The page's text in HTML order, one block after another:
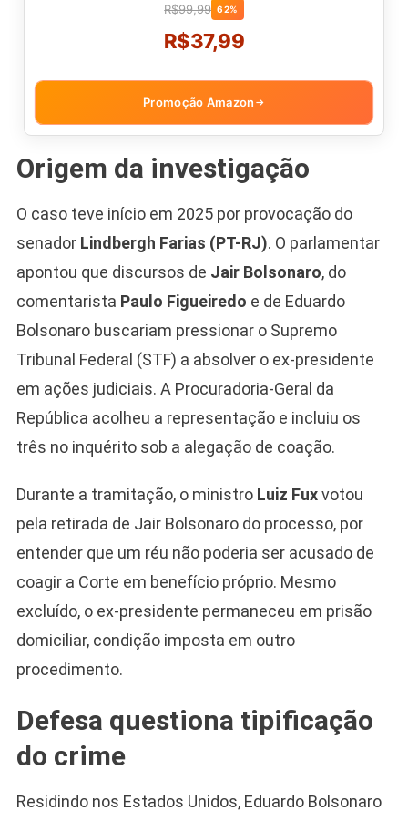
R$99,99 62%
R$37,99
Promoção Amazon →
Origem da investigação
O caso teve início em 2025 por provocação do
senador Lindbergh Farias (PT-RJ). O parlamentar
apontou que discursos de Jair Bolsonaro, do
comentarista Paulo Figueiredo e de Eduardo
Bolsonaro buscariam pressionar o Supremo
Tribunal Federal (STF) a absolver o ex-presidente
em ações judiciais. A Procuradoria-Geral da
República acolheu a representação e incluiu os
três no inquérito sob a alegação de coação.
Durante a tramitação, o ministro Luiz Fuxvotou
pela retirada de Jair Bolsonaro do processo, por
entender que um réu não poderia ser acusado de
coagir a Corte em benefício próprio. Mesmo
excluído, o ex-presidente permaneceu em prisão
domiciliar, condição imposta em outro
procedimento.
Defesa questiona tipificação
do crime
Residindo nos Estados Unidos, Eduardo Bolsonaro